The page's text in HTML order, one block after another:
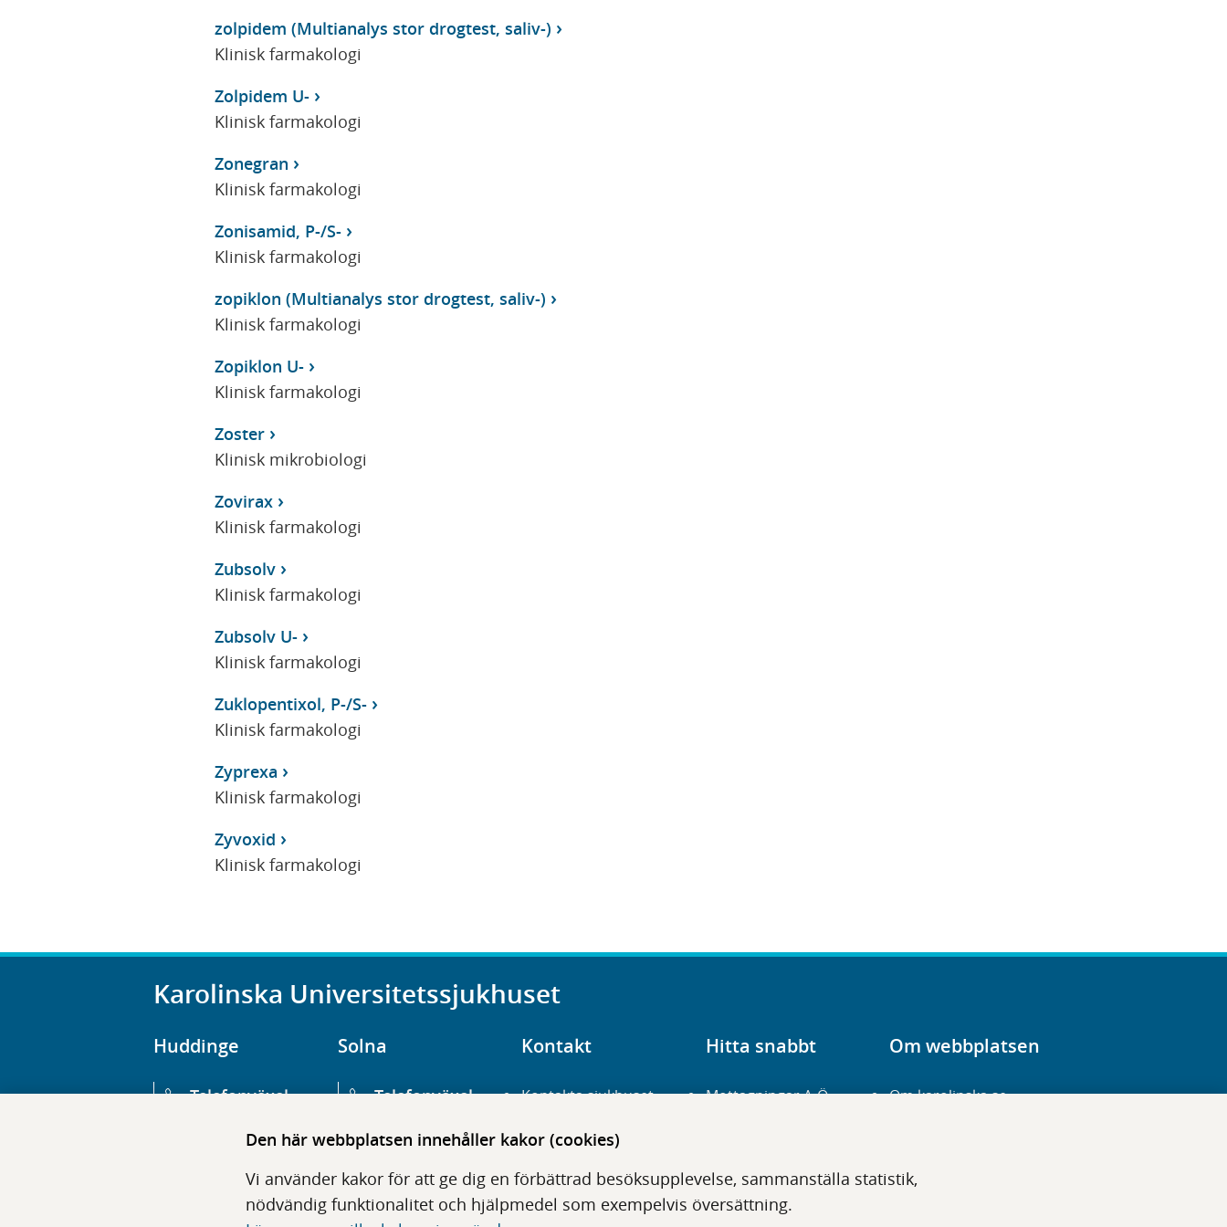
Den här webbplatsen innehåller kakor (cookies)
Vi använder kakor för att ge dig en förbättrad besöksupplevelse, sammanställa statistik,
nödvändig funktionalitet och hjälpmedel som exempelvis översättning.
zolpidem (Multianalys stor drogtest, saliv-)
Klinisk farmakologi
Zolpidem U-
Klinisk farmakologi
Zonegran
Klinisk farmakologi
Zonisamid, P-/S-
Klinisk farmakologi
zopiklon (Multianalys stor drogtest, saliv-)
Klinisk farmakologi
Zopiklon U-
Klinisk farmakologi
Zoster
Klinisk mikrobiologi
Zovirax
Klinisk farmakologi
Zubsolv
Klinisk farmakologi
Zubsolv U-
Klinisk farmakologi
Zuklopentixol, P-/S-
Klinisk farmakologi
Zyprexa
Klinisk farmakologi
Zyvoxid
Klinisk farmakologi
Karolinska Universitetssjukhuset
Huddinge
Telefonväxel
Hälsovägen 13
Solna
Telefonväxel
Eugeniavägen 3
Kontakt
Kontakta sjukhuset
Hitta hit
Press
Hitta snabbt
Mottagningar A-Ö
Digitala tjänster
Om webbplatsen
Om karolinska.se
Tillgänglighet